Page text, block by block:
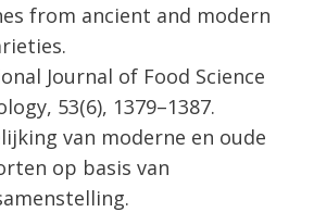
from ancient and modern
Journal of Food Science
53(6), 1379–1387.
van moderne en oude
op basis van